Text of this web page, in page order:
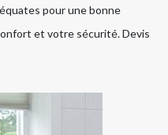
pour une bonne
et votre sécurité. Devis